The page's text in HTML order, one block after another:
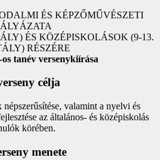
ÉS KÉPZŐMŰVÉSZETI
ÉS KÖZÉPISKOLÁSOK (9-13.
RÉSZÉRE
os tanév versenykiírása
célja
valamint a nyelvi és
az általános- és középiskolás
körében.
menete